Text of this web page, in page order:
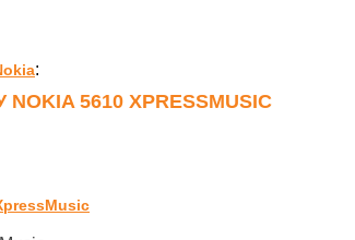
:
5610 XPRESSMUSIC